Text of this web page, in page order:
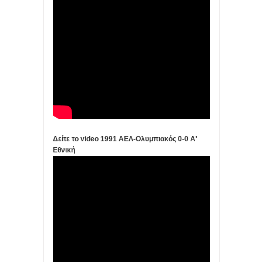
Δείτε το video 1991 ΑΕΛ-Ολυμπιακός 0-0 Α'
Εθνική